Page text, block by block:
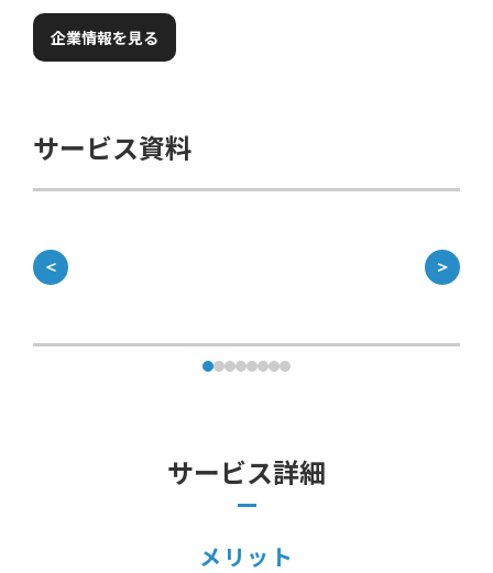
企業情報を見る
サービス資料
＜ ＞
サービス詳細
メリット